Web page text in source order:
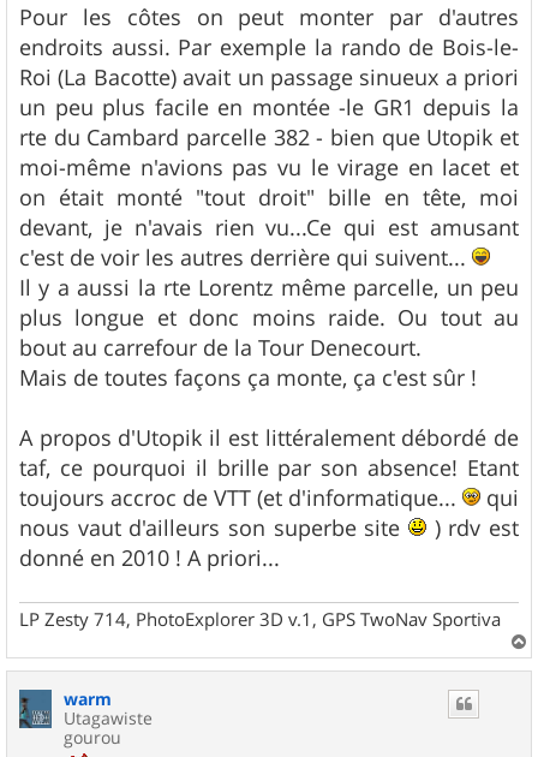
Pour les côtes on peut monter par d'autres
endroits aussi. Par exemple la rando de Bois-le-
Roi (La Bacotte) avait un passage sinueux a priori
un peu plus facile en montée -le GR1 depuis la
rte du Cambard parcelle 382 - bien que Utopik et
moi-même n'avions pas vu le virage en lacet et
on était monté "tout droit" bille en tête, moi
devant, je n'avais rien vu...Ce qui est amusant
c'est de voir les autres derrière qui suivent...
Il y a aussi la rte Lorentz même parcelle, un peu
plus longue et donc moins raide. Ou tout au
bout au carrefour de la Tour Denecourt.
Mais de toutes façons ça monte, ça c'est sûr !
A propos d'Utopik il est littéralement débordé de
taf, ce pourquoi il brille par son absence! Etant
toujours accroc de VTT (et d'informatique...
qui
nous vaut d'ailleurs son superbe site
) rdv est
donné en 2010 ! A priori...
LP Zesty 714, PhotoExplorer 3D v.1, GPS TwoNav Sportiva
a
warm
Utagawiste
gourou